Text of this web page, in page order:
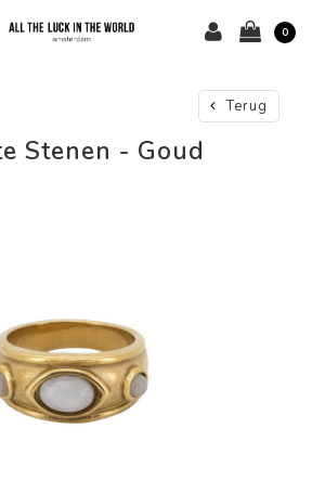
0
Terug
Stenen - Goud